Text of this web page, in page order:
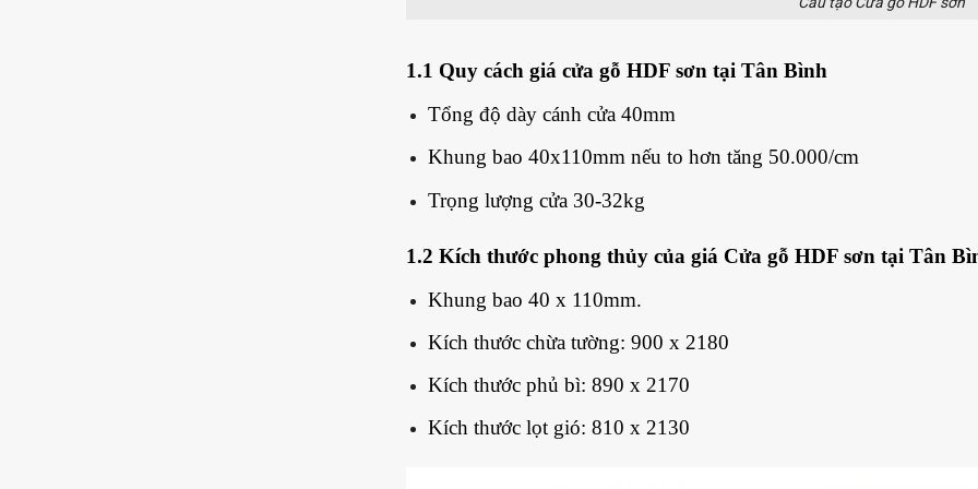
1.1 Quy cách giá cửa gỗ HDF sơn tại Tân Bình
Tổng độ dày cánh cửa 40mm
Khung bao 40x110mm nếu to hơn tăng 50.000/cm
Trọng lượng cửa 30-32kg
1.2 Kích thước phong thủy của giá Cửa gỗ HDF sơn tại Tân
Khung bao 40 x 110mm.
Kích thước chừa tường: 900 x 2180
Kích thước phủ bì: 890 x 2170
Kích thước lọt gió: 810 x 2130